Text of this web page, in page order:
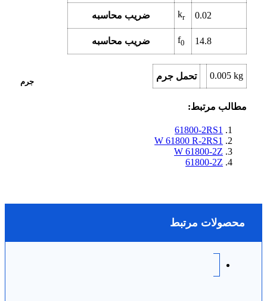
ضریب محاسبه kr 0.02
ضریب محاسبه f0 14.8
جرم
تحمل جرم 0.005kg
مطالب مرتبط:
61800-2RS1
W 61800 R-2RS1
W 61800-2Z
61800-2Z
محصولات مرتبط